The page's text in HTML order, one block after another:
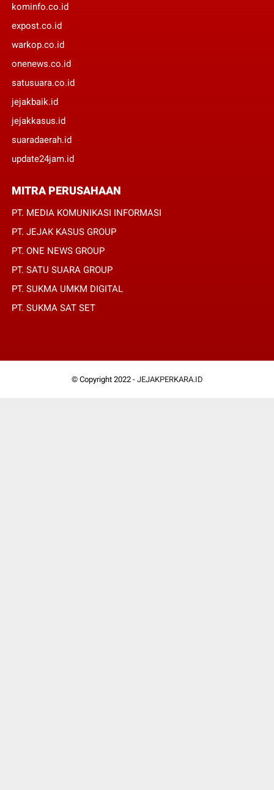
kominfo.co.id
expost.co.id
warkop.co.id
onenews.co.id
satusuara.co.id
jejakbaik.id
jejakkasus.id
suaradaerah.id
update24jam.id
MITRA PERUSAHAAN
PT. MEDIA KOMUNIKASI INFORMASI
PT. JEJAK KASUS GROUP
PT. ONE NEWS GROUP
PT. SATU SUARA GROUP
PT. SUKMA UMKM DIGITAL
PT. SUKMA SAT SET
© Copyright 2022 - JEJAKPERKARA.ID